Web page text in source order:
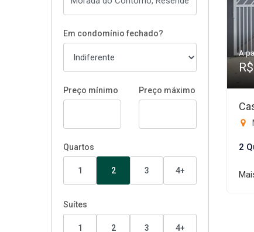
Em condomínio fechado?
Preço mínimo Preço máximo
Quartos
1 2 3 4+
Suítes
1 2 3 4+
A
2